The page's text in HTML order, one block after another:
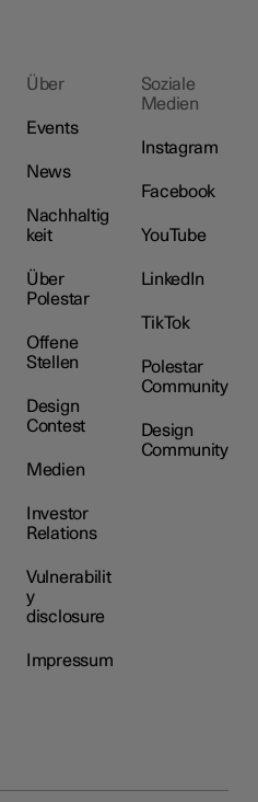
Über
Events
News
Nachhaltig
keit
Über
Polestar
Offene
Stellen
Design
Contest
Medien
Investor
Relations
Vulnerabilit
y
disclosure
Impressum
Soziale
Medien
Instagram
Facebook
YouTube
LinkedIn
TikTok
Polestar
Community
Design
Community